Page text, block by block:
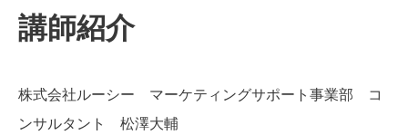
講師紹介
株式会社ルーシー マーケティングサポート事業部 コ
ンサルタント 松澤大輔